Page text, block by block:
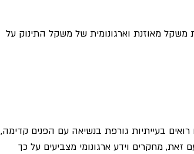
מאוזנת וארגונומית של משקל התינוק על
בעייתיות גורפת בנשיאה עם הפנים קדימה,
מחקרים וידע ארגונומי מצביעים על כך